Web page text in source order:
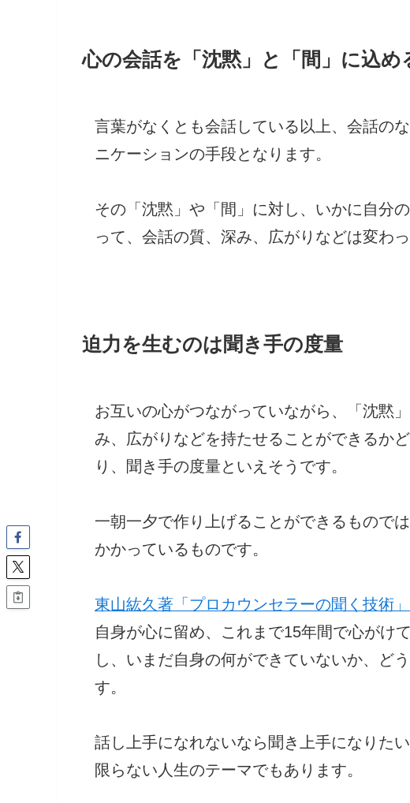
心の会話を「沈黙」と「間」に込め
言葉がなくとも会話している以上、会話の
ニケーションの手段となります。
その「沈黙」や「間」に対し、いかに自分
って、会話の質、深み、広がりなどは変わっ
迫力を生むのは聞き手の度量
お互いの心がつながっていながら、「沈黙
み、広がりなどを持たせることができるか
り、聞き手の度量といえそうです。
一朝一夕で作り上げることができるもので
かかっているものです。
東山紘久著「プロカウンセラーの聞く技術」
自身が心に留め、これまで15年間で心がけ
し、いまだ自身の何ができていないか、ど
す。
話し上手になれないなら聞き上手になりた
限らない人生のテーマでもあります。